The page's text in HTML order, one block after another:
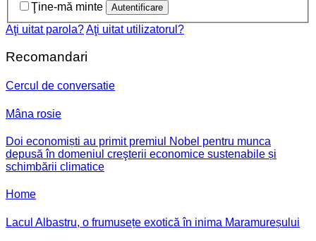
Ţine-mă minte
Aţi uitat parola?Aţi uitat utilizatorul?
Recomandari
Cercul de conversatie
Mâna rosie
Doi economiști au primit premiul Nobel pentru munca
depusă în domeniul creşterii economice sustenabile și
schimbării climatice
Home
Lacul Albastru, o frumusețe exotică în inima Maramureșului